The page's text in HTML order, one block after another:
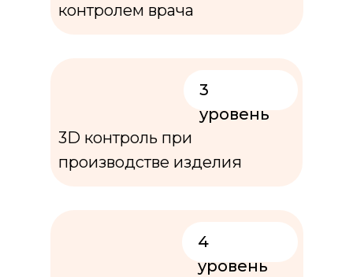
контролем врача
3
уровень
3D контроль при
производстве изделия
4
уровень